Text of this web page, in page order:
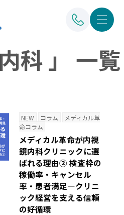
科 」 一覧
NEW コラム
メディカル革
命コラム
メディカル革命が内視
鏡内科クリニックに選
ばれる理由② 検査枠の
稼働率・キャンセル
率・患者満足―クリニ
ック経営を支える信頼
の好循環